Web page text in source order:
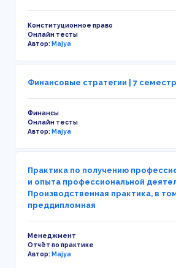
Конституционное право
Онлайн тесты
Автор:Majya
Финансовые стратегии | 7
Финансы
Онлайн тесты
Автор:Majya
Практика по получению
и опыта профессиональной
Производственная практика, в
преддипломная
Менеджмент
Отчёт по практике
Автор:Majya